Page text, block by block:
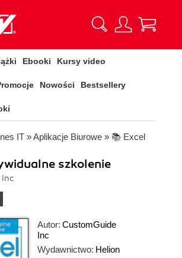
Ebooki Kursy video
Nowości Bestsellery
IT »Aplikacje Biurowe » 📚 Excel
szkolenie
Autor: CustomGuide
Inc
Wydawnictwo: Helion